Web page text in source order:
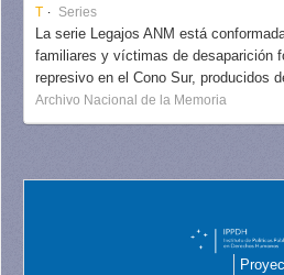
T Series
La serie Legajos ANM está
familiares y víctimas de desaparición
represivo en el Cono Sur, producidos
Archivo Nacional de la Memoria